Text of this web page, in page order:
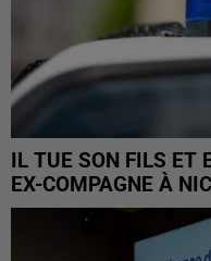
IL TUE SON FILS ET
EX-COMPAGNE À